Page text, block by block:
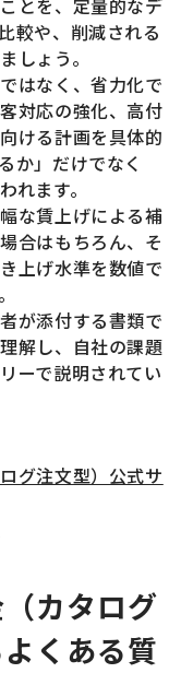
とを、定量的なデ
較や、削減される
しょう。
はなく、省力化で
対応の強化、高付
ける計画を具体的
か」だけでなく
れます。
な賃上げによる補
合はもちろん、そ
上げ水準を数値で
が添付する書類で
解し、自社の課題
ーで説明されてい
グ注文型）公式サ
カタログ
くある質